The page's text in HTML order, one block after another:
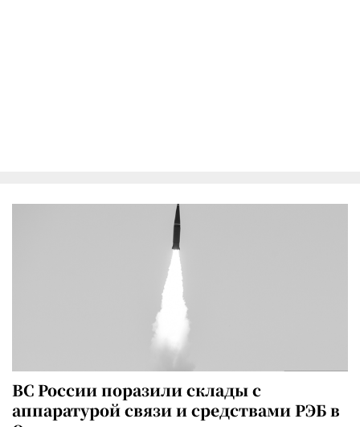
ВС России поразили склады с
аппаратурой связи и средствами РЭБ в